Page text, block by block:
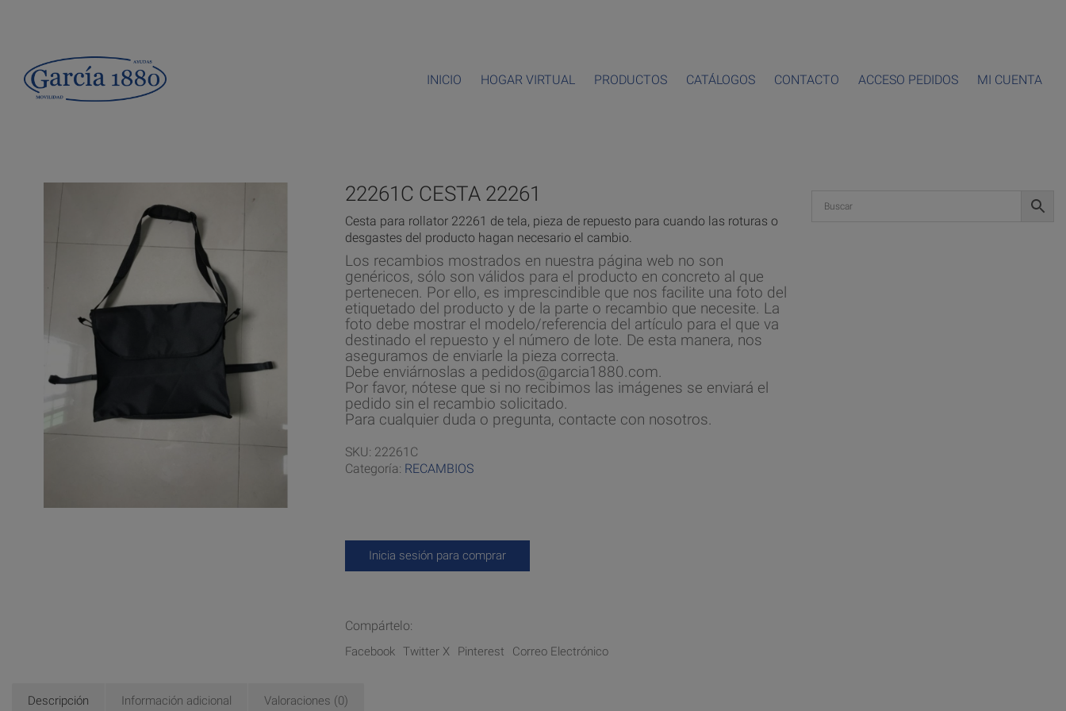
INICIO HOGAR VIRTUAL PRODUCTOS CATÁLOGOS CONTACTO ACCESO PEDIDOS MI CUENTA
22261C CESTA 22261
Cesta para rollator 22261 de tela, pieza de repuesto para cuando las roturas o
desgastes del producto hagan necesario el cambio.
Los recambios mostrados en nuestra página web no son
genéricos, sólo son válidos para el producto en concreto al que
pertenecen. Por ello, es imprescindible que nos facilite una foto del
etiquetado del producto y de la parte o recambio que necesite. La
foto debe mostrar el modelo/referencia del artículo para el que va
destinado el repuesto y el número de lote. De esta manera, nos
aseguramos de enviarle la pieza correcta.
Debe enviárnoslas a pedidos@garcia1880.com.
Por favor, nótese que si no recibimos las imágenes se enviará el
pedido sin el recambio solicitado.
Para cualquier duda o pregunta, contacte con nosotros.
SKU: 22261C
Categoría: RECAMBIOS
Inicia sesión para comprar
Compártelo:
Facebook Twitter X Pinterest Correo Electrónico
Descripción Información adicional Valoraciones (0)